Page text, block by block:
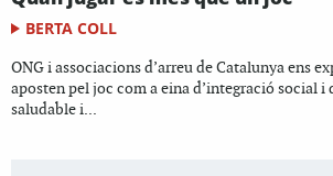
BERTA COLL
ONG i associacions d’arreu de Catalunya ens
aposten pel joc com a eina d’integració social i
saludable i...